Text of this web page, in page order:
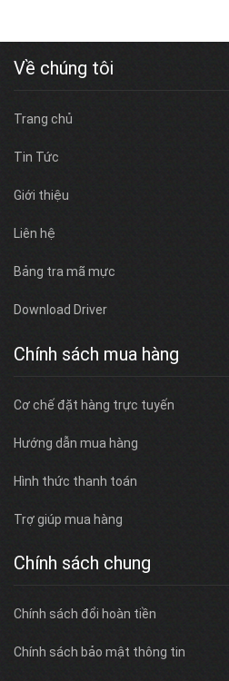
Về chúng tôi
Trang chủ
Tin Tức
Giới thiệu
Liên hệ
Bảng tra mã mực
Download Driver
Chính sách mua hàng
Cơ chế đặt hàng trực tuyến
Hướng dẫn mua hàng
Hình thức thanh toán
Trợ giúp mua hàng
Chính sách chung
Chính sách đổi hoàn tiền
Chính sách bảo mật thông tin